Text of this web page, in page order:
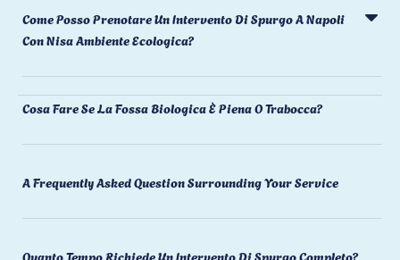
Come Posso Prenotare Un Intervento Di Spurgo A Napoli
Con Nisa Ambiente Ecologica?
Cosa Fare Se La Fossa Biologica È Piena O Trabocca?
A Frequently Asked Question Surrounding Your Service
Quanto Tempo Richiede Un Intervento Di Spurgo Completo?